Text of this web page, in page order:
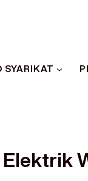
SYARIKAT